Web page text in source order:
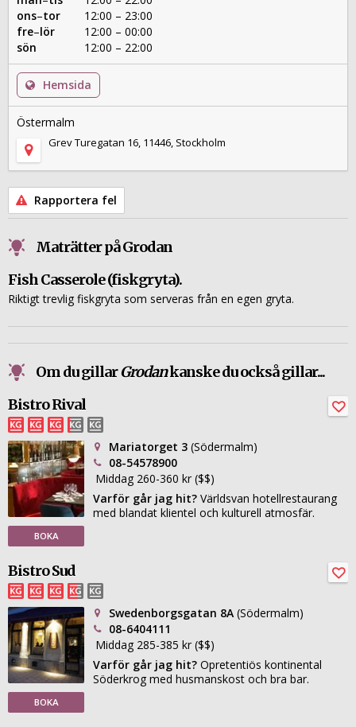
ons–tor
12:00 – 23:00
fre–lör
12:00 – 00:00
sön
12:00 – 22:00
Hemsida
Östermalm
Grev Turegatan 16, 11446, Stockholm
Rapportera fel
Maträtter på Grodan
Fish Casserole (fiskgryta).
Riktigt trevlig fiskgryta som serveras från en egen gryta.
Om du gillarGrodankanske du också gillar...
Bistro Rival
BOKA
Mariatorget 3 (Södermalm)
08-54578900
Middag 260-360 kr ($$)
Varför går jag hit? Världsvan hotellrestaurang
med blandat klientel och kulturell atmosfär.
Bistro Sud
BOKA
Swedenborgsgatan 8A (Södermalm)
08-6404111
Middag 285-385 kr ($$)
Varför går jag hit? Opretentiös kontinental
Söderkrog med husmanskost och bra bar.